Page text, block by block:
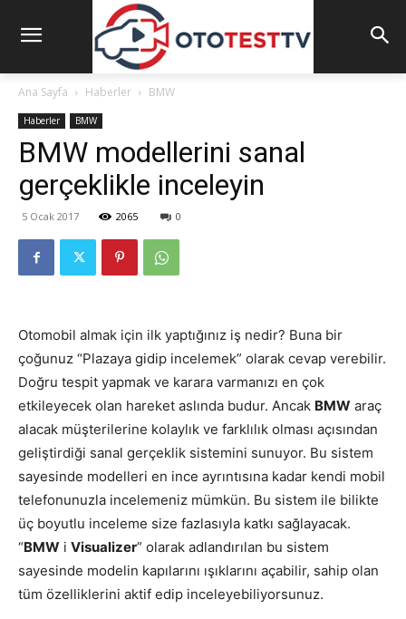
Ana Sayfa Haberler BMW
Haberler BMW
BMW modellerini sanal
gerçeklikle inceleyin
5 Ocak 2017 2065 0
Otomobil almak için ilk yaptığınız iş nedir? Buna bir
çoğunuz “Plazaya gidip incelemek” olarak cevap verebilir.
Doğru tespit yapmak ve karara varmanızı en çok
etkileyecek olan hareket aslında budur. Ancak BMW araç
alacak müşterilerine kolaylık ve farklılık olması açısından
geliştirdiği sanal gerçeklik sistemini sunuyor. Bu sistem
sayesinde modelleri en ince ayrıntısına kadar kendi mobil
telefonunuzla incelemeniz mümkün. Bu sistem ile bilikte
üç boyutlu inceleme size fazlasıyla katkı sağlayacak.
“BMW i Visualizer” olarak adlandırılan bu sistem
sayesinde modelin kapılarını ışıklarını açabilir, sahip olan
tüm özelliklerini aktif edip inceleyebiliyorsunuz.